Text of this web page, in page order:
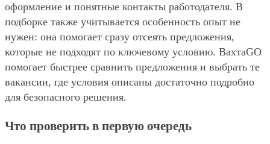
оформление и понятные контакты работодателя. В
подборке также учитывается особенность опыт не
нужен: она помогает сразу отсеять предложения,
которые не подходят по ключевому условию. ВахтаGO
помогает быстрее сравнить предложения и выбрать те
вакансии, где условия описаны достаточно подробно
для безопасного решения.
Что проверить в первую очередь